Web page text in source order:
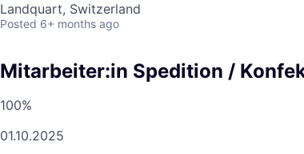
Landquart, Switzerland
Posted 6+ months ago
Mitarbeiter:in Spedition /
100%
01.10.2025